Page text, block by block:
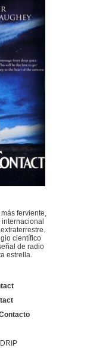
ferviente,
científico
de radio
estrella.